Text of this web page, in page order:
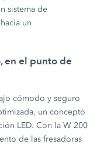
sistema de
un
en el punto de
cómodo y seguro
un concepto
LED. Con la W 200
de las fresadoras